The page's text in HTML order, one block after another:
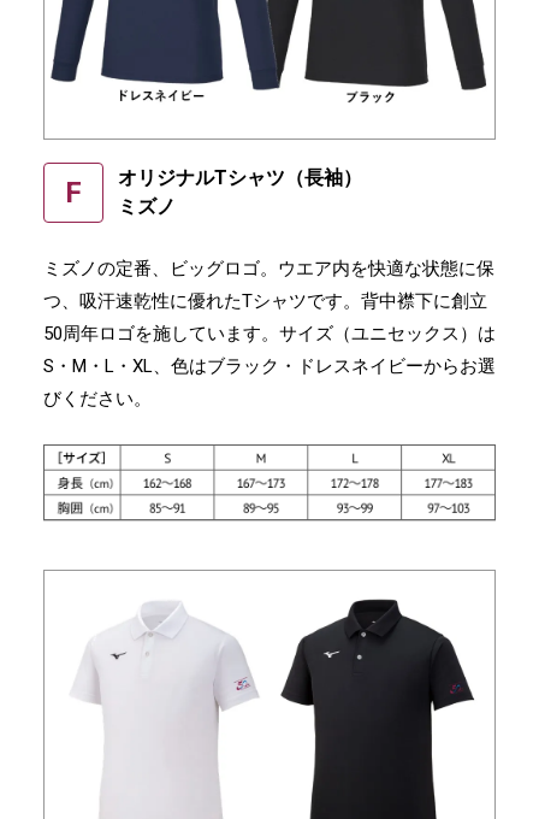
F
オリジナルTシャツ（長袖）
ミズノ
ミズノの定番、ビッグロゴ。ウエア内を快適な状態に保
つ、吸汗速乾性に優れたTシャツです。背中襟下に創立
50周年ロゴを施しています。サイズ（ユニセックス）は
S・M・L・XL、色はブラック・ドレスネイビーからお選
びください。